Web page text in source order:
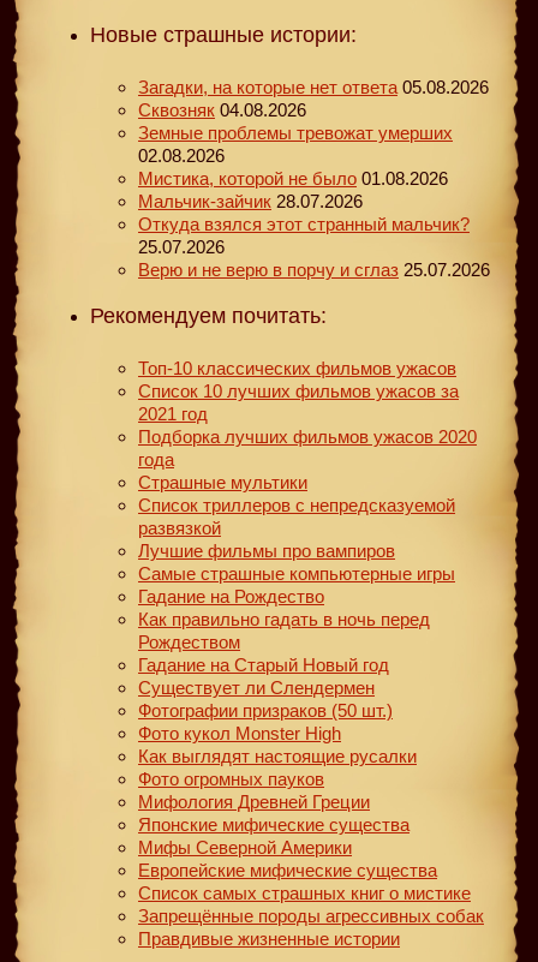
Новые страшные истории:
Загадки, на которые нет ответа 05.08.2026
Сквозняк 04.08.2026
Земные проблемы тревожат умерших
02.08.2026
Мистика, которой не было 01.08.2026
Мальчик-зайчик 28.07.2026
Откуда взялся этот странный мальчик?
25.07.2026
Верю и не верю в порчу и сглаз 25.07.2026
Рекомендуем почитать:
Топ-10 классических фильмов ужасов
Список 10 лучших фильмов ужасов за
2021 год
Подборка лучших фильмов ужасов 2020
года
Страшные мультики
Список триллеров с непредсказуемой
развязкой
Лучшие фильмы про вампиров
Самые страшные компьютерные игры
Гадание на Рождество
Как правильно гадать в ночь перед
Рождеством
Гадание на Старый Новый год
Существует ли Слендермен
Фотографии призраков (50 шт.)
Фото кукол Monster High
Как выглядят настоящие русалки
Фото огромных пауков
Мифология Древней Греции
Японские мифические существа
Мифы Северной Америки
Европейские мифические существа
Список самых страшных книг о мистике
Запрещённые породы агрессивных собак
Правдивые жизненные истории